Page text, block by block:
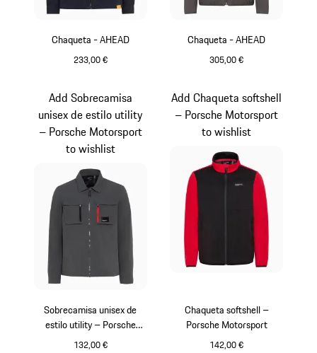
Chaqueta - AHEAD
233,00 €
Chaqueta - AHEAD
305,00 €
Sobrecamisa unisex de
estilo utility – Porsche
Motorsport
132,00 €
Add Sobrecamisa
unisex de estilo utility
– Porsche Motorsport
to wishlist
Chaqueta softshell –
Porsche Motorsport
142,00 €
Add Chaqueta softshell
– Porsche Motorsport
to wishlist